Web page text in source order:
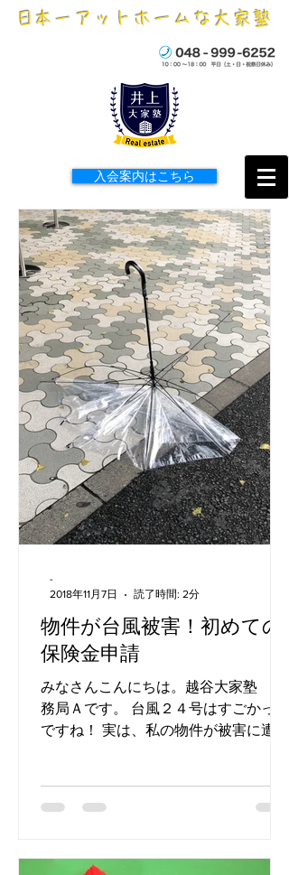
​日本一アットホームな大家塾
入会案内はこちら
物件が台風被害！初めての
保険金申請
みなさんこんにちは。越谷大家塾 事
務局Ａです。 台風２４号はすごかった
ですね！ 実は、私の物件が被害に遭っ
ておくといつ下に落ちるか分かりませ
-
2018年11月7日
読了時間: 2分